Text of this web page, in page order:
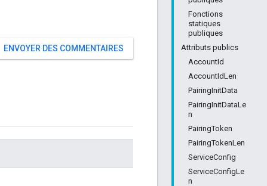
Fonctions
statiques
publiques
Attributs publics
AccountId
AccountIdLen
PairingInitData
PairingInitDataLe
n
PairingToken
PairingTokenLen
ServiceConfig
ServiceConfigLe
n
ENVOYER DES COMMENTAIRES